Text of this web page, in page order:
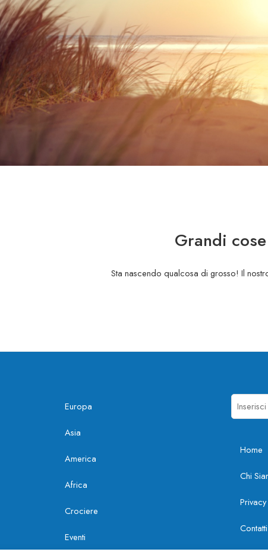
Grandi
Sta nascendo qualcosa di grosso! Il
Europa
Asia
America
Africa
Crociere
Eventi
Home
Chi
Contatti